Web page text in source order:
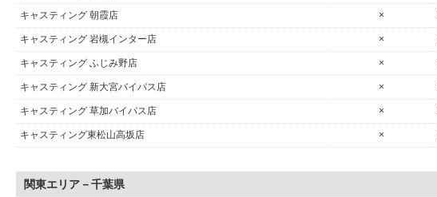
キャスティング 朝霞店 ×
キャスティング 岩槻インター店 ×
キャスティング ふじみ野店 ×
キャスティング 新大宮バイパス店 ×
キャスティング 草加バイパス店 ×
キャスティング東松山高坂店 ×
関東エリア－千葉県